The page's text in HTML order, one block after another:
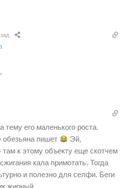
его маленького роста.
обезьяна пишет
Эй,
к этому объекту еще скотчем
кала примотать. Тогда
и полезно для селфи. Беги